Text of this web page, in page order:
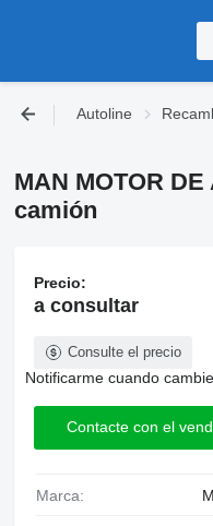
Autoline
MAN MOTOR
camión
Precio:
a consultar
Consulte el precio
Notificarme cuando
Contacte con el
Marca: